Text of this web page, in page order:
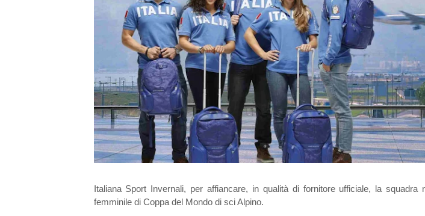
Italiana Sport Invernali, per affiancare, in qualità di fornitore ufficiale, la squadra
femminile di Coppa del Mondo di sci Alpino.